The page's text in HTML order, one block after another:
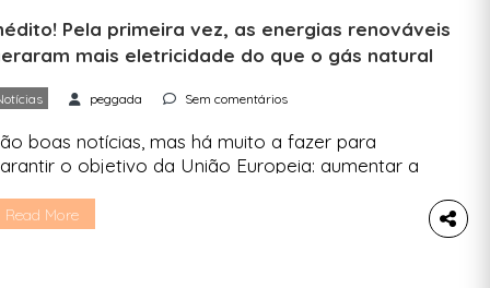
Pela primeira vez, as energias renováveis
mais eletricidade do que o gás natural
peggada Sem comentários
boas notícias, mas há muito a fazer para
o objetivo da União Europeia: aumentar a
42,5% até 2030. O relatório do Estado do
Read More